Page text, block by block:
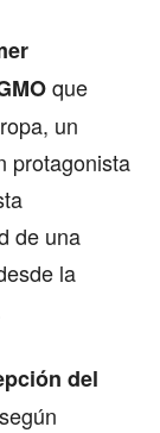
que
un
protagonista
de una
la
del